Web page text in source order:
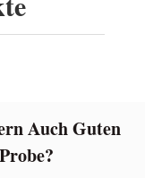
Auch Guten